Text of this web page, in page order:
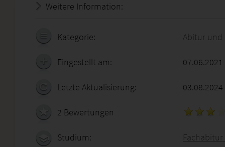
Weitere Information:
Kategorie: Abitur und
Eingestellt am:
Letzte Aktualisierung: 03.08.2024
2 Bewertungen
Studium: Fachabitur